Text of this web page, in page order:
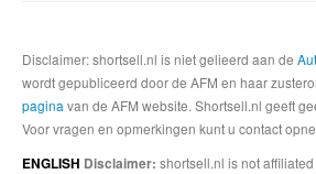
Disclaimer: shortsell.nl is niet gelieerd aan de
wordt gepubliceerd door de AFM en haar
pagina van de AFM website. Shortsell.nl geeft
Voor vragen en opmerkingen kunt u contact
ENGLISH Disclaimer: shortsell.nl is not